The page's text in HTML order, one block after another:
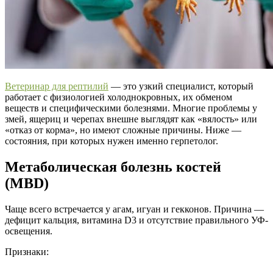
Ветеринар для рептилий — это узкий специалист, который
работает с физиологией холоднокровных, их обменом
веществ и специфическими болезнями. Многие проблемы у
змей, ящериц и черепах внешне выглядят как «вялость» или
«отказ от корма», но имеют сложные причины. Ниже —
состояния, при которых нужен именно герпетолог.
Метаболическая болезнь костей
(MBD)
Чаще всего встречается у агам, игуан и гекконов. Причина —
дефицит кальция, витамина D3 и отсутствие правильного УФ-
освещения.
Признаки: